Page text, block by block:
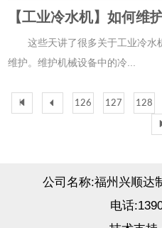
这些天讲了很多关于工业冷水
维护。维护机械设备中的冷...
126 127 128
公司名称:福州兴顺达
电话: